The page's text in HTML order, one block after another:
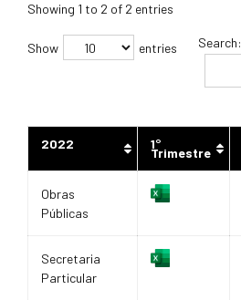
Showing 1 to 2 of 2 entries
Show entries Search:
2022 1°
Trimestre
Obras
Públicas
Secretaria
Particular